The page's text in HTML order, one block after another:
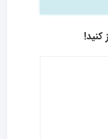
کنید!